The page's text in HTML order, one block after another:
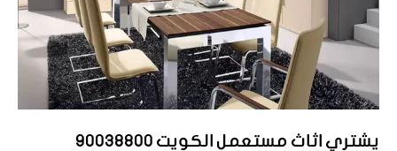
يشتري اثاث مستعمل الكويت 90038800